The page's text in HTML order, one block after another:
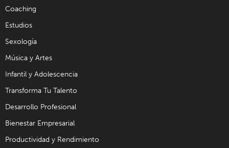
Coaching
Estudios
Sexología
Música y Artes
Infantil y Adolescencia
Transforma Tu Talento
Desarrollo Profesional
Bienestar Empresarial
Productividad y Rendimiento